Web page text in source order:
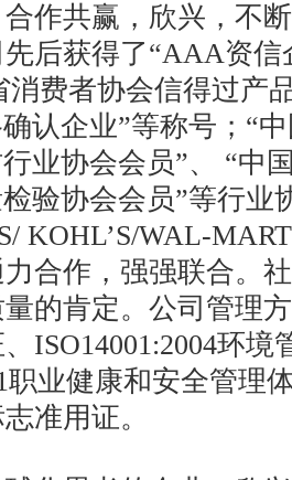
共赢，欣兴，不断
后获得了“AAA资信
消费者协会信得过产
认企业”等称号；“
业协会会员”、 “中
验协会会员”等行业
KOHL’S/WAL-
合作，强强联合。
的肯定。公司管理
ISO14001:2004环境
职业健康和安全管理
准用证。